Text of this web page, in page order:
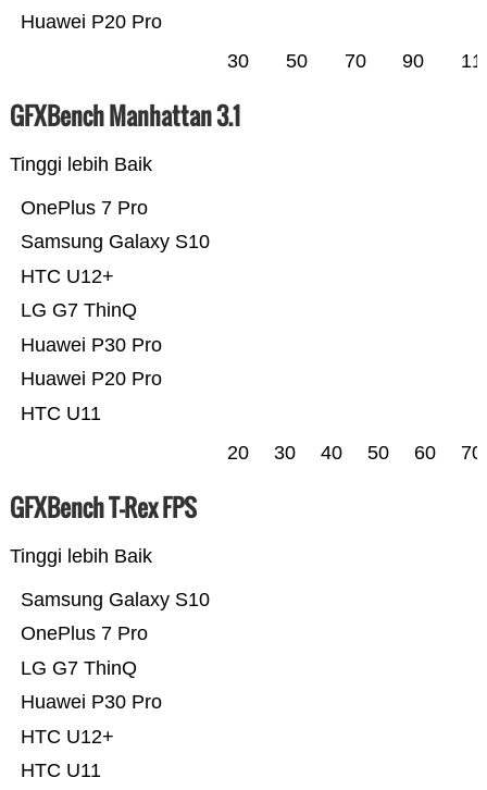
Huawei P20 Pro
30 50 70 90
GFXBench Manhattan 3.1
Tinggi lebih Baik
HTC U11
Huawei P20 Pro
Huawei P30 Pro
LG G7 ThinQ
HTC U12+
Samsung Galaxy S10
OnePlus 7 Pro
20 30 40 50 60 70
GFXBench T-Rex FPS
Tinggi lebih Baik
HTC U11
HTC U12+
Huawei P30 Pro
LG G7 ThinQ
OnePlus 7 Pro
Samsung Galaxy S10